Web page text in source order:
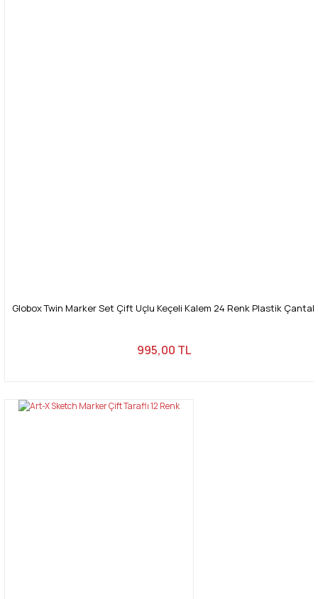
Globox Twin Marker Set Çift Uçlu Keçeli Kalem 24 Renk Plastik Çantalı
995,00 TL